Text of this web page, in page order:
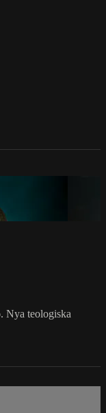
Nya teologiska